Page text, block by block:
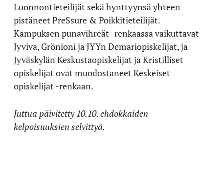
Luonnontieteilijät sekä hynttyynsä yhteen
pistäneet PreSsure & Poikkitieteilijät.
Kampuksen punavihreät -renkaassa vaikuttavat
Jyviva, Grönioni ja JYYn Demariopiskelijat, ja
Jyväskylän Keskustaopiskelijat ja Kristilliset
opiskelijat ovat muodostaneet Keskeiset
opiskelijat -renkaan.
Juttua päivitetty 10.10. ehdokkaiden
kelpoisuuksien selvittyä.